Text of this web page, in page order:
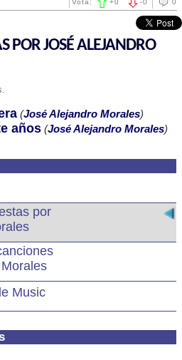
0
POR JOSÉ ALEJANDRO
por
Music
(José Alejandro Morales)
años (José Alejandro Morales)